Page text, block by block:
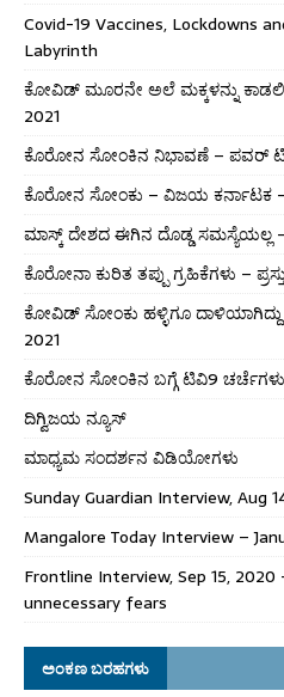
Covid-19 Vaccines, Lockdowns
Labyrinth
ಕೋವಿಡ್ ಮೂರನೇ ಅಲೆ ಮಕ್ಕಳನ್ನು
2021
ಕೊರೋನ ಸೋಂಕಿನ ನಿಭಾವಣೆ – ಪವರ್ ಟಿವಿ
ಕೊರೋನ ಸೋಂಕು – ವಿಜಯ ಕರ್ನಾಟಕ –
ಮಾಸ್ಕ್ ದೇಶದ ಈಗಿನ ದೊಡ್ಡ ಸಮಸ್ಯೆಯಲ್ಲ –
ಕೊರೋನಾ ಕುರಿತ ತಪ್ಪು ಗ್ರಹಿಕೆಗಳು –
ಕೋವಿಡ್ ಸೋಂಕು ಹಳ್ಳಿಗೂ
2021
ಕೊರೋನ ಸೋಂಕಿನ ಬಗ್ಗೆ ಟಿವಿ9 ಚರ್ಚೆಗಳು
ದಿಗ್ವಿಜಯ ನ್ಯೂಸ್
ಮಾಧ್ಯಮ ಸಂದರ್ಶನ ವಿಡಿಯೋಗಳು
Sunday Guardian Interview, Aug
Mangalore Today Interview –
Frontline Interview, Sep 15,
unnecessary fears
ಅಂಕಣ ಬರಹಗಳು